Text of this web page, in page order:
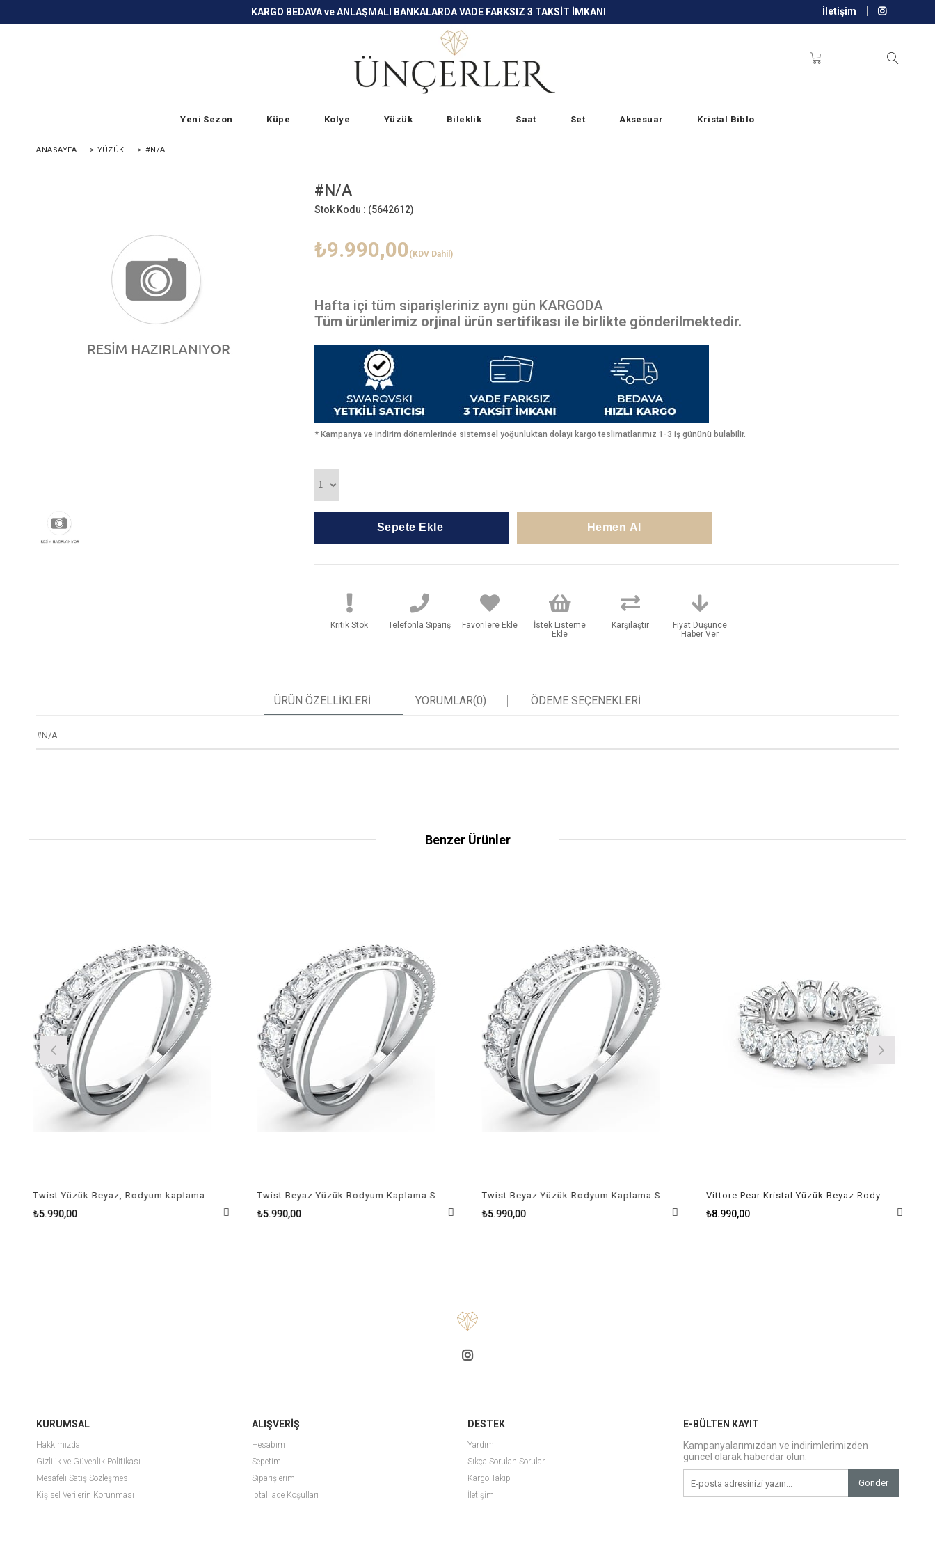
KARGO BEDAVA ve ANLAŞMALI BANKALARDA VADE FARKSIZ 3 TAKSİT İMKANI İletişim
Yeni Sezon Küpe Kolye Yüzük Bileklik Saat Set Aksesuar Kristal Biblo
ANASAYFA > YÜZÜK > #N/A
#N/A
Stok Kodu : (5642612)
₺9.990,00 (KDV Dahil)
Hafta içi tüm siparişleriniz aynı gün KARGODA
Tüm ürünlerimiz orjinal ürün sertifikası ile birlikte gönderilmektedir.
* Kampanya ve indirim dönemlerinde sistemsel yoğunluktan dolayı kargo teslimatlarımız 1-3 iş gününü bulabilir.
Kritik Stok Telefonla Sipariş Favorilere Ekle
İstek Listeme
Ekle
Karşılaştır
Fiyat Düşünce
Haber Ver
ÜRÜN ÖZELLIKLERI YORUMLAR(0) ÖDEME SEÇENEKLERI
#N/A
Benzer Ürünler
Twist Yüzük Beyaz, Rodyum kaplama Size 50
₺5.990,00
Twist Beyaz Yüzük Rodyum Kaplama Size 58
₺5.990,00
Twist Beyaz Yüzük Rodyum Kaplama Size 52
₺5.990,00
Vittore Pear Kristal Yüzük Beyaz Rodyum Kaplama Size 58
₺8.990,00
KURUMSAL
Hakkımızda
Gizlilik ve Güvenlik Politikası
Mesafeli Satış Sözleşmesi
Kişisel Verilerin Korunması
ALIŞVERİŞ
Hesabım
Sepetim
Siparişlerim
İptal İade Koşulları
DESTEK
Yardım
Sıkça Sorulan Sorular
Kargo Takip
İletişim
E-BÜLTEN KAYIT
Kampanyalarımızdan ve indirimlerimizden
güncel olarak haberdar olun.
Gönder